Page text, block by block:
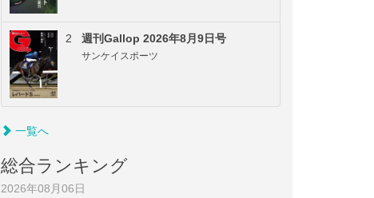
2 週刊Gallop 2026年8月9日号
サンケイスポーツ
一覧へ
総合ランキング
2026年08月06日